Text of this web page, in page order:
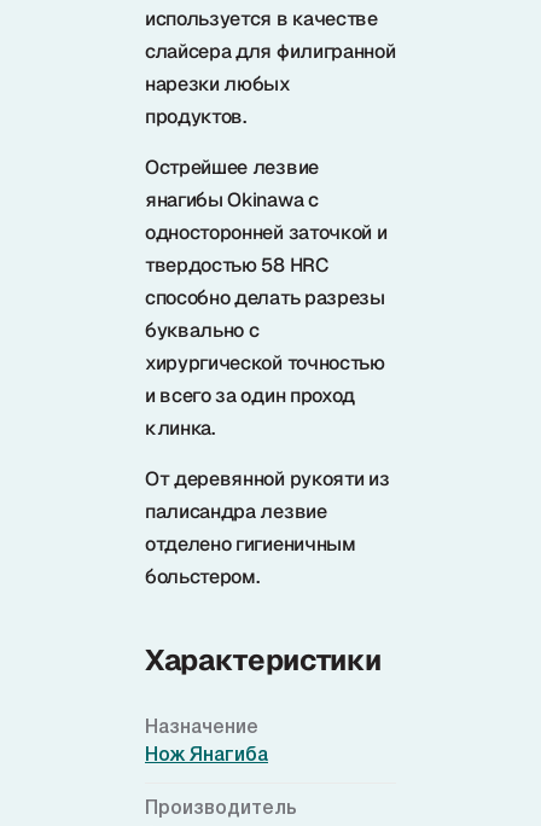
используется в качестве
слайсера для филигранной
нарезки любых
продуктов.
Острейшее лезвие
янагибы Okinawa с
односторонней заточкой и
твердостью 58 HRC
способно делать разрезы
буквально с
хирургической точностью
и всего за один проход
клинка.
От деревянной рукояти из
палисандра лезвие
отделено гигиеничным
больстером.
Характеристики
Назначение
Нож Янагиба
Производитель